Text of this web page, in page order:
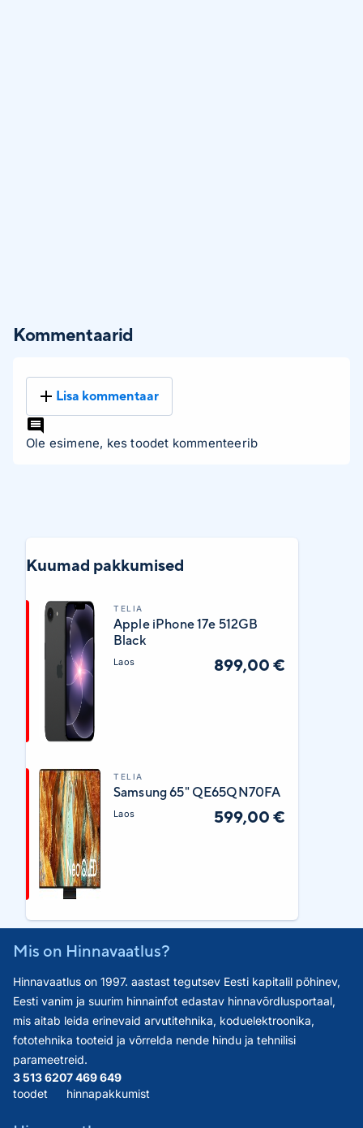
Kommentaarid
Lisa kommentaar
Ole esimene, kes toodet kommenteerib
Kuumad pakkumised
TELIA
Apple iPhone 17e 512GB
Black
Laos 899,00 €
TELIA
Samsung 65" QE65QN70FA
Laos 599,00 €
Mis on Hinnavaatlus?
Hinnavaatlus on 1997. aastast tegutsev Eesti kapitalil põhinev,
Eesti vanim ja suurim hinnainfot edastav hinnavõrdlusportaal,
mis aitab leida erinevaid arvutitehnika, koduelektroonika,
fototehnika tooteid ja võrrelda nende hindu ja tehnilisi
parameetreid.
3 513 620
toodet
7 469 649
hinnapakkumist